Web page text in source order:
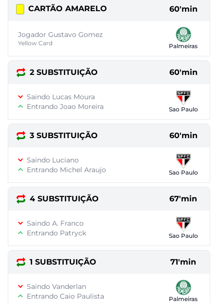
CARTÃO AMARELO 60'min
Jogador Gustavo Gomez
Yellow Card Palmeiras
2 SUBSTITUIÇÃO 60'min
Saindo Lucas Moura
Entrando Joao Moreira
Sao Paulo
3 SUBSTITUIÇÃO 60'min
Saindo Luciano
Entrando Michel Araujo
Sao Paulo
4 SUBSTITUIÇÃO 67'min
Saindo A. Franco
Entrando Patryck
Sao Paulo
1 SUBSTITUIÇÃO 71'min
Saindo Vanderlan
Entrando Caio Paulista
Palmeiras